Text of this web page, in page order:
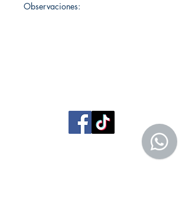
Observaciones: